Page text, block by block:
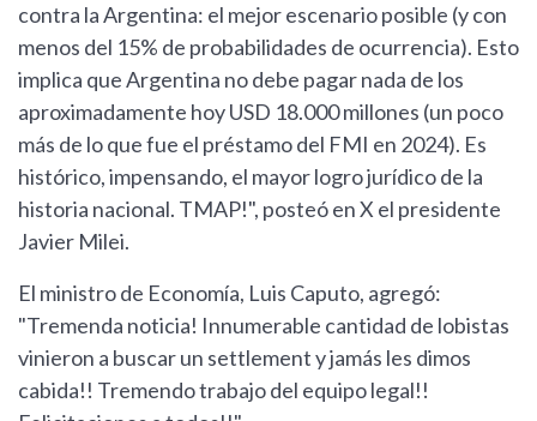
contra la Argentina: el mejor escenario posible (y con
menos del 15% de probabilidades de ocurrencia). Esto
implica que Argentina no debe pagar nada de los
aproximadamente hoy USD 18.000 millones (un poco
más de lo que fue el préstamo del FMI en 2024). Es
histórico, impensando, el mayor logro jurídico de la
historia nacional. TMAP!", posteó en X el presidente
Javier Milei.
El ministro de Economía, Luis Caputo, agregó:
"Tremenda noticia! Innumerable cantidad de lobistas
vinieron a buscar un settlement y jamás les dimos
cabida!! Tremendo trabajo del equipo legal!!